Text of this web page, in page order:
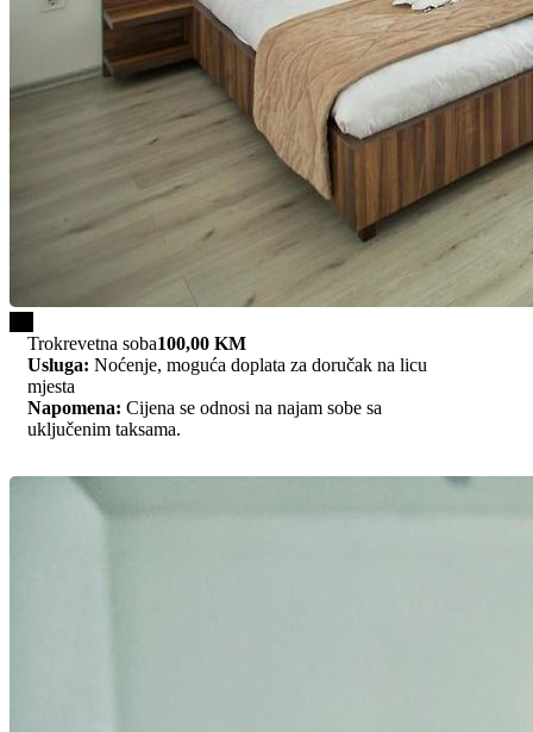
Trokrevetna soba100,00 KM
Usluga: Noćenje, moguća doplata za doručak na licu
mjesta
Napomena: Cijena se odnosi na najam sobe sa
uključenim taksama.